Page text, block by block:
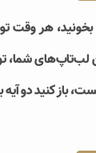
بخونید، هر
لب‌تاپ‌های شما،
باز کنید دو